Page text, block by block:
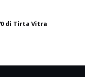
di Tirta Vitra